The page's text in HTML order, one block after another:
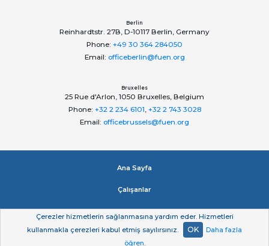
Berlin
Reinhardtstr. 27B, D-10117 Berlin, Germany
Phone: +49 30 364 284050
Email: officeberlin@fuen.org
Bruxelles
25 Rue d'Arlon, 1050 Bruxelles, Belgium
Phone: +32 2 234 6101, +32 2 743 3028
Email: officebrussels@fuen.org
Ana Sayfa
Çalışanlar
Impressum
Gizlilik beyan
Çerezler hizmetlerin sağlanmasına yardım eder. Hizmetleri
kullanmakla çerezleri kabul etmiş sayılırsınız.
OK
Daha fazla
öğren.